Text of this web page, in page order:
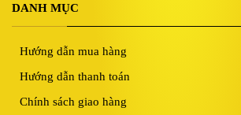
DANH MỤC
Hướng dẫn mua hàng
Hướng dẫn thanh toán
Chính sách giao hàng